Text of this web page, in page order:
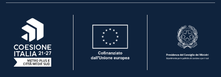
, apre in una nuova scheda